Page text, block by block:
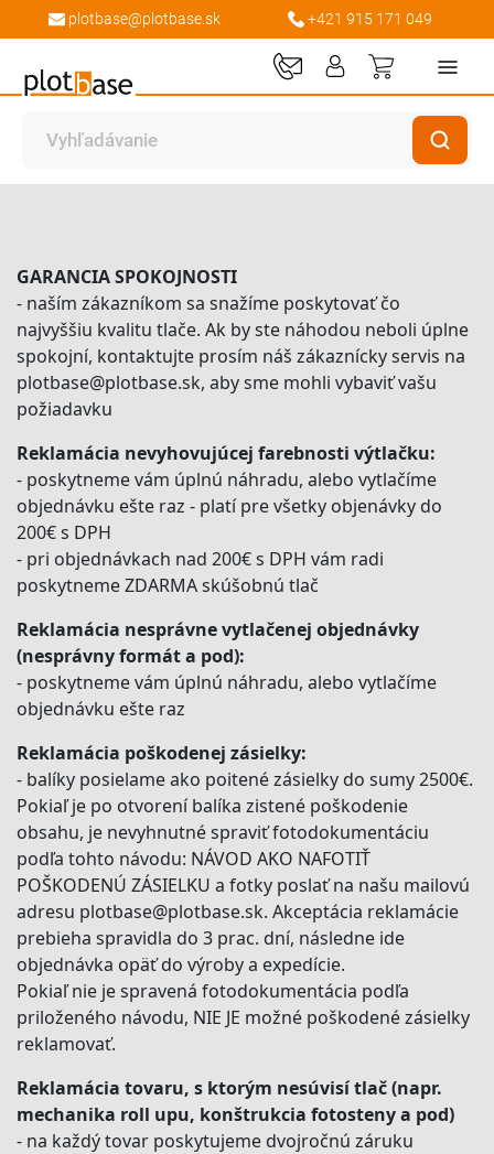
plotbase@plotbase.sk +421 915 171 049
Môj košík
Domov 100% ZÁRUKA SPOKOJNOSTI
GARANCIA SPOKOJNOSTI
- naším zákazníkom sa snažíme poskytovať čo
najvyššiu kvalitu tlače. Ak by ste náhodou neboli úplne
spokojní, kontaktujte prosím náš zákaznícky servis na
plotbase@plotbase.sk, aby sme mohli vybaviť vašu
požiadavku
Reklamácia nevyhovujúcej farebnosti výtlačku:
- poskytneme vám úplnú náhradu, alebo vytlačíme
objednávku ešte raz - platí pre všetky objenávky do
200€ s DPH
- pri objednávkach nad 200€ s DPH vám radi
poskytneme ZDARMA skúšobnú tlač
Reklamácia nesprávne vytlačenej objednávky
(nesprávny formát a pod):
- poskytneme vám úplnú náhradu, alebo vytlačíme
objednávku ešte raz
Reklamácia poškodenej zásielky:
- balíky posielame ako poitené zásielky do sumy 2500€.
Pokiaľ je po otvorení balíka zistené poškodenie
obsahu, je nevyhnutné spraviť fotodokumentáciu
podľa tohto návodu: NÁVOD AKO NAFOTIŤ
POŠKODENÚ ZÁSIELKU a fotky poslať na našu mailovú
adresu plotbase@plotbase.sk. Akceptácia reklamácie
prebieha spravidla do 3 prac. dní, následne ide
objednávka opäť do výroby a expedície.
Pokiaľ nie je spravená fotodokumentácia podľa
priloženého návodu, NIE JE možné poškodené zásielky
reklamovať.
Reklamácia tovaru, s ktorým nesúvisí tlač (napr.
mechanika roll upu, konštrukcia fotosteny a pod)
- na každý tovar poskytujeme dvojročnú záruku